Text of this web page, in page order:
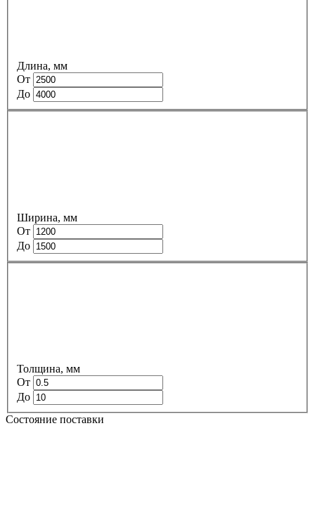
Длина, мм
От
До
Ширина, мм
От
До
Толщина, мм
От
До
Состояние поставки